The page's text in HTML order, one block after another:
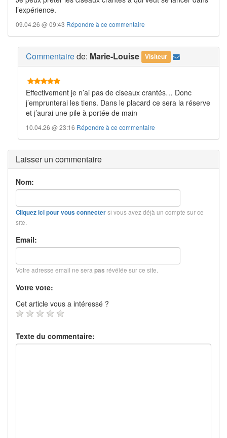
l’expérience.
09.04.26 @ 09:43 Répondre à ce commentaire
Commentairede: Marie-Louise Visiteur
Effectivement je n’ai pas de ciseaux crantés… Donc
j’emprunterai les tiens. Dans le placard ce sera la réserve
et j’aurai une pile à portée de main
10.04.26 @ 23:16 Répondre à ce commentaire
Laisser un commentaire
Nom:
Cliquez ici pour vous connectersi vous avez déjà un compte sur ce
site.
Email:
Votre adresse email ne sera pas révélée sur ce site.
Votre vote:
Cet article vous a intéressé ?
Texte du commentaire: